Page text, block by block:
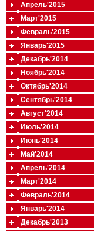
Апрель'2015
Март'2015
Февраль'2015
Январь'2015
Декабрь'2014
Ноябрь'2014
Октябрь'2014
Сентябрь'2014
Август'2014
Июль'2014
Июнь'2014
Май'2014
Апрель'2014
Март'2014
Февраль'2014
Январь'2014
Декабрь'2013